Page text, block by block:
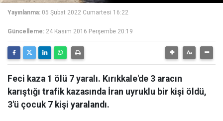
Yayınlanma: 05 Şubat 2022 Cumartesi 16:22
Güncelleme: 24 Kasım 2016 Perşembe 20:19
Feci kaza 1 ölü 7 yaralı. Kırıkkale'de 3 aracın
karıştığı trafik kazasında İran uyruklu bir kişi öldü,
3'ü çocuk 7 kişi yaralandı.